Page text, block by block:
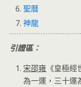
聖曆
神龍
引證區：
宋邵雍 《皇極
為一運，三十運